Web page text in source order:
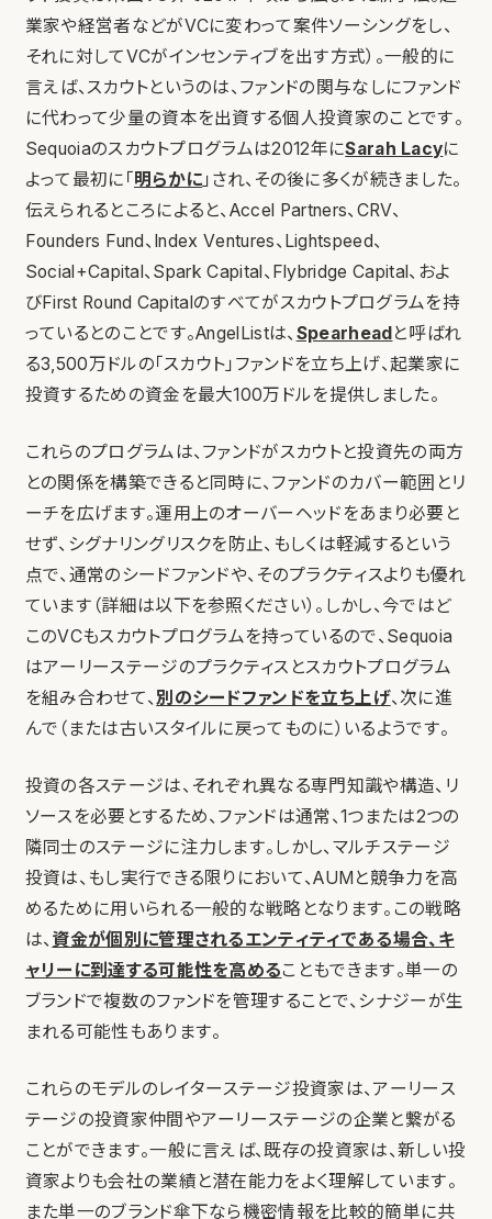
業家や経営者などがVCに変わって案件ソーシングをし、
それに対してVCがインセンティブを出す方式）。一般的に
言えば、スカウトというのは、ファンドの関与なしにファンド
に代わって少量の資本を出資する個人投資家のことです。
Sequoiaのスカウトプログラムは2012年にSarah Lacyに
よって最初に「明らかに 」され、その後に多くが続きました。
伝えられるところによると、Accel Partners、CRV、
Founders Fund、Index Ventures、Lightspeed、
Social+Capital、Spark Capital、Flybridge Capital、およ
びFirst Round Capitalのすべてがスカウトプログラムを持
っているとのことです。AngelListは、 Spearheadと呼ばれ
る3,500万ドルの「スカウト」ファンドを立ち上げ、起業家に
投資するための資金を最大100万ドルを提供しました。
これらのプログラムは、ファンドがスカウトと投資先の両方
との関係を構築できると同時に、ファンドのカバー範囲とリ
ーチを広げます。運用上のオーバーヘッドをあまり必要と
せず、シグナリングリスクを防止、もしくは軽減するという
点で、通常のシードファンドや、そのプラクティスよりも優れ
ています（詳細は以下を参照ください）。しかし、今ではど
このVCもスカウトプログラムを持っているので、Sequoia
はアーリーステージのプラクティスとスカウトプログラム
を組み合わせて、 別のシードファンドを立ち上げ、次に進
んで（または古いスタイルに戻ってものに）いるようです。
投資の各ステージは、それぞれ異なる専門知識や構造、リ
ソースを必要とするため、ファンドは通常、1つまたは2つの
隣同士のステージに注力します。しかし、マルチステージ
投資は、もし実行できる限りにおいて、AUMと競争力を高
めるために用いられる一般的な戦略となります。この戦略
は、 資金が個別に管理されるエンティティである場合、キ
ャリーに到達する可能性を高めることもできます。単一の
ブランドで複数のファンドを管理することで、シナジーが生
まれる可能性もあります。
これらのモデルのレイターステージ投資家は、アーリース
テージの投資家仲間やアーリーステージの企業と繋がる
ことができます。一般に言えば、既存の投資家は、新しい投
資家よりも会社の業績と潜在能力をよく理解しています。
また単一のブランド傘下なら機密情報を比較的簡単に共